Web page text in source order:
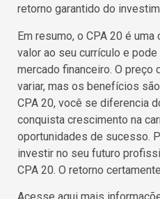
retorno garantido do
Em resumo, o CPA 20 é
valor ao seu currículo e
mercado financeiro. O preço
variar, mas os benefícios
CPA 20, você se diferencia
conquista crescimento na
oportunidades de sucesso.
investir no seu futuro
CPA 20. O retorno